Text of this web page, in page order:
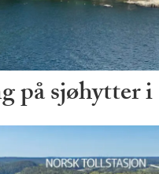
på sjøhytter